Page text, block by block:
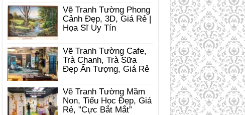
Vẽ Tranh Tường Phong
Cảnh Đẹp, 3D, Giá Rẻ |
Họa Sĩ Uy Tín
Vẽ Tranh Tường Cafe,
Trà Chanh, Trà Sữa
Đẹp Ấn Tượng, Giá Rẻ
Vẽ Tranh Tường Mầm
Non, Tiểu Học Đẹp, Giá
Rẻ, ”Cực Bắt Mắt”